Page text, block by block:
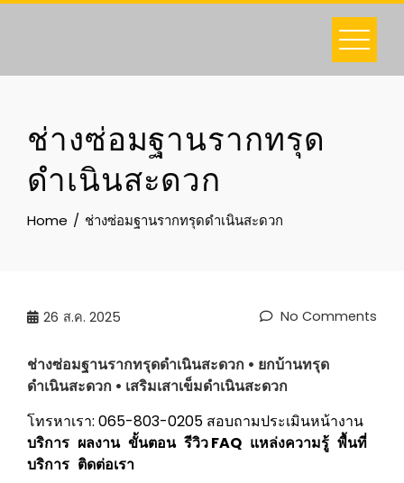
Skip
ช่างซ่อมฐานรากทรุด
ดำเนินสะดวก
Home ช่างซ่อมฐานรากทรุดดำเนินสะดวก
26 ส.ค. 2025 No Comments
ช่างซ่อมฐานรากทรุดดำเนินสะดวก • ยกบ้านทรุด
ดำเนินสะดวก • เสริมเสาเข็มดำเนินสะดวก
โทรหาเรา: 065-803-0205 สอบถามประเมินหน้างาน
บริการ ผลงาน ขั้นตอน รีวิวFAQ แหล่งความรู้ พื้นที่
บริการ ติดต่อเรา